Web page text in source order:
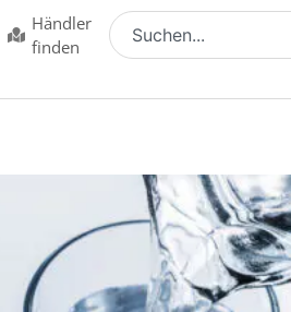
Händler
finden